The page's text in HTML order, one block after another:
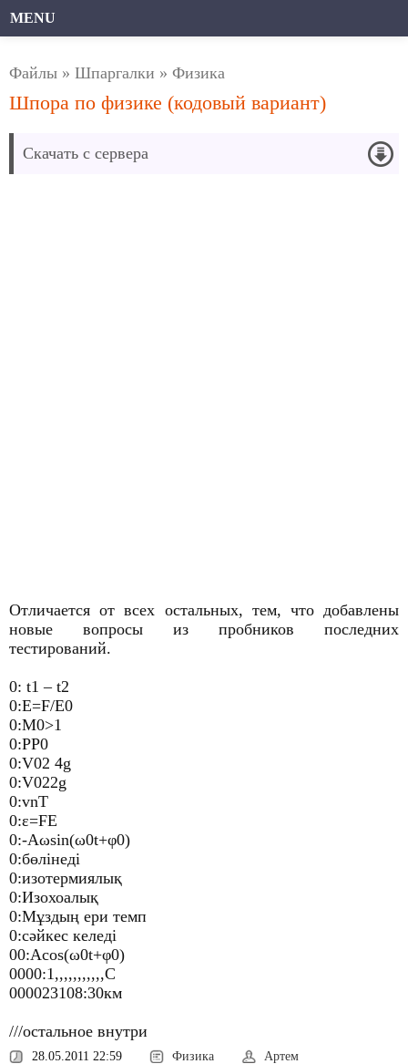
MENU
Файлы » Шпаргалки » Физика
Шпора по физике (кодовый вариант)
Скачать с сервера
Отличается от всех остальных, тем, что добавлены
новые вопросы из пробников последних
тестирований.
0: t1 – t2
0:E=F/E0
0:M0>1
0:PP0
0:V02 4g
0:V022g
0:vnT
0:ε=FE
0:-Аωsin(ω0t+φ0)
0:бөлінеді
0:изотермиялық
0:Изохоалық
0:Мұздың ери темп
0:сәйкес келеді
00:Аcos(ω0t+φ0)
0000:1,,,,,,,,,,,С
000023108:30км
///остальное внутри
28.05.2011 22:59 Физика
Артем